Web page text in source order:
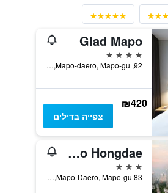
Glad Mapo
4 כוכבים
92, Mapo-daero, Mapo-gu, סיאול, דרום קוריאה
₪420
צפייה בדילים
Shilla Stay Mapo Hongdae
3 כוכבים
83 Mapo-Daero, Mapo-gu, סיאול, דרום קוריאה